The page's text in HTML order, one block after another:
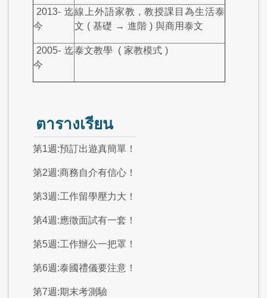
2013- 迄
今
線上外語家教 , 教授課目為生活泰
文 ( 基礎 → 進階 ) 與商用泰文
2005- 迄
今
泰文教學 ( 家教模式 )
ตารางเรียน
第1週:預訂出遊真簡單！
第2週:商務自介有信心！
第3週:工作留學壓力大！
第4週:應徵面試有一套！
第5週:工作辦公一把罩！
第6週:泰國禮儀要注意！
第7週:期末考測驗